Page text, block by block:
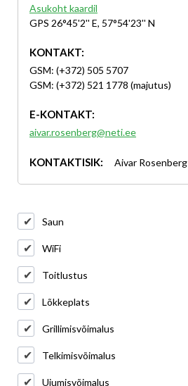
Asukoht kaardil
GPS 26°45'2'' E, 57°54'23'' N
KONTAKT:
GSM: (+372) 505 5707
GSM: (+372) 521 1778 (majutus)
E-KONTAKT:
aivar.rosenberg@neti.ee
KONTAKTISIK: Aivar Rosenberg
Saun
WiFi
Toitlustus
Lõkkeplats
Grillimisvõimalus
Telkimisvõimalus
Ujumisvõimalus